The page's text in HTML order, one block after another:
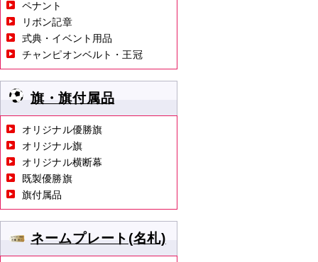
ペナント
リボン記章
式典・イベント用品
チャンピオンベルト・王冠
旗・旗付属品
オリジナル優勝旗
オリジナル旗
オリジナル横断幕
既製優勝旗
旗付属品
ネームプレート(名札)